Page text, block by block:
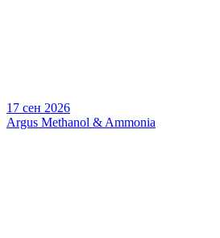
17 сен 2026
Argus Methanol & Ammonia